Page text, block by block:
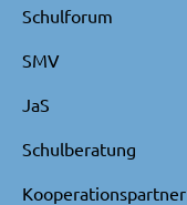
Schulforum
SMV
JaS
Schulberatung
Kooperationspartner